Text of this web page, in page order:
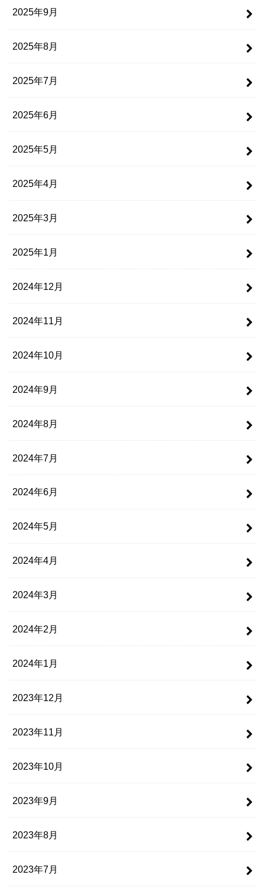
2025年9月
2025年8月
2025年7月
2025年6月
2025年5月
2025年4月
2025年3月
2025年1月
2024年12月
2024年11月
2024年10月
2024年9月
2024年8月
2024年7月
2024年6月
2024年5月
2024年4月
2024年3月
2024年2月
2024年1月
2023年12月
2023年11月
2023年10月
2023年9月
2023年8月
2023年7月